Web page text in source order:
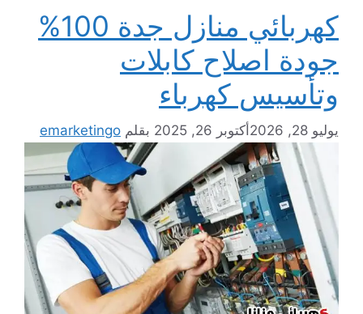
كهربائي منازل جدة 100%
جودة اصلاح كابلات
وتأسيس كهرباء
يوليو 28, 2026 أكتوبر 26, 2025 بقلم emarketingo